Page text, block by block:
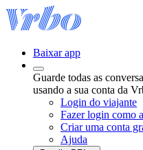
Baixar app
Guarde todas as
usando a sua conta da
Login do viajante
Fazer login como
Criar uma conta
Ajuda